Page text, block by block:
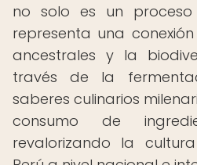
no solo es un proceso
representa una
ancestrales y la
través de la
saberes culinarios
consumo de
revalorizando la